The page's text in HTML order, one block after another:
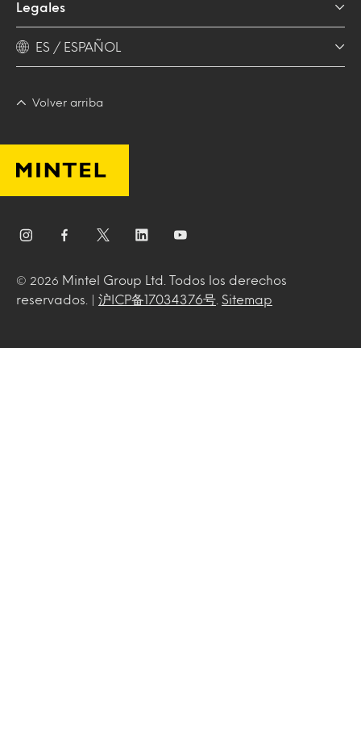
Legales
ES / ESPAÑOL
Volver arriba
© 2026
Mintel Group Ltd. Todos los derechos
reservados. | 沪ICP备17034376号 Sitemap